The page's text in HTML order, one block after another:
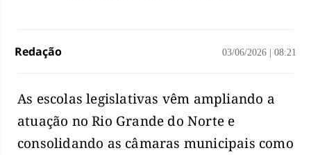
Redação 03/06/2026 08:21
As escolas legislativas vêm ampliando a
atuação no Rio Grande do Norte e
consolidando as câmaras municipais como